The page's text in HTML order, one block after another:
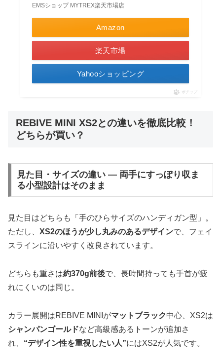
EMSショップ MYTREX楽天市場店
Amazon
楽天市場
Yahooショッピング
ポチップ
REBIVE MINI XS2との違いを徹底比較！
どちらが買い？
見た目・サイズの違い ― 両手にすっぽり収ま
る小型設計はそのまま
見た目はどちらも「手のひらサイズのハンディガン型」。
ただし、 XS2のほうが少し丸みのあるデザインで、フェイ
スラインに沿いやすく改良されています。
どちらも重さは約370g前後で、長時間持っても手首が疲
れにくいのは同じ。
カラー展開はREBIVE MINIがマットブラック中心、XS2は
シャンパンゴールドなど高級感あるトーンが追加さ
れ、 “デザイン性を重視したい人”にはXS2が人気です。